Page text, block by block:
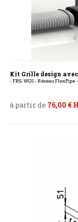
Kit Grille design
- FRS-WGS - Réseau FlexPipe
à partir de 76,00 €